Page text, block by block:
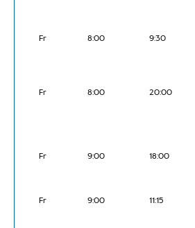
Fr 8:00 9:30
Fr 8:00 20:00
Fr 9:00 18:00
Fr 9:00 11:15